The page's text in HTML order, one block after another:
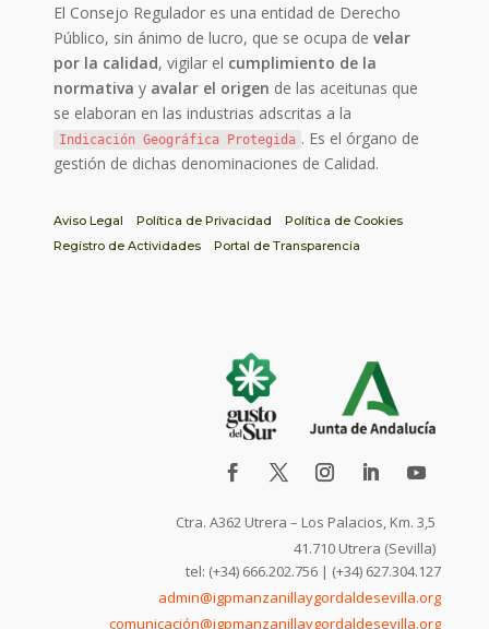
El Consejo Regulador es una entidad de Derecho
Público, sin ánimo de lucro, que se ocupa develar
por la calidad, vigilar el cumplimiento de la
normativa y avalar el origen de las aceitunas que
se elaboran en las industrias adscritas a la
Indicación Geográfica Protegida . Es el órgano de
gestión de dichas denominaciones de Calidad.
Aviso Legal Política de Privacidad
Política de Cookies
Registro de Actividades
Portal de Transparencia
Ctra. A362 Utrera – Los Palacios, Km. 3,5
41.710 Utrera (Sevilla)
tel: (+34) 666.202.756 | (+34) 627.304.127
admin@igpmanzanillaygordaldesevilla.org
comunicación@igpmanzanillaygordaldesevilla.org